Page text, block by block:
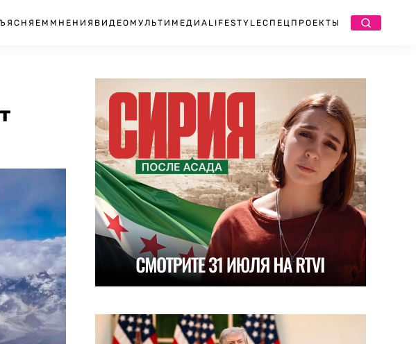
МНЕНИЯ ВИДЕО МУЛЬТИМЕДИА LIFESTYLEСПЕЦПРОЕКТЫ